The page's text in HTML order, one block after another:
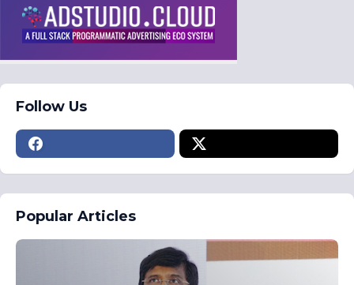
Follow Us
Popular Articles